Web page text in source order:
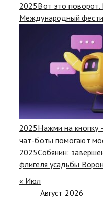
2025Вот это
Международный
2025Нажми на кнопку
чат-боты помогают
2025Собянин:
флигеля усадьбы
« Июл
Август 2026